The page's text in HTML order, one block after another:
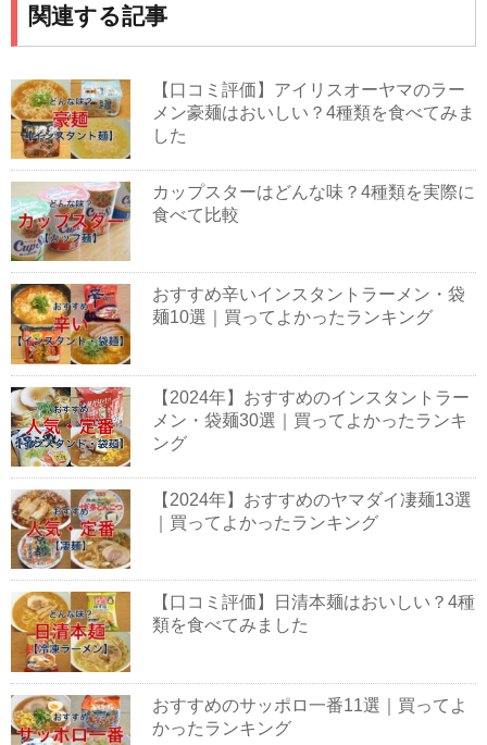
関連する記事
【口コミ評価】アイリスオーヤマのラー
メン豪麺はおいしい？4種類を食べてみま
した
カップスターはどんな味？4種類を実際に
食べて比較
おすすめ辛いインスタントラーメン・袋
麺10選｜買ってよかったランキング
【2024年】おすすめのインスタントラー
メン・袋麺30選｜買ってよかったランキ
ング
【2024年】おすすめのヤマダイ凄麺13選
｜買ってよかったランキング
【口コミ評価】日清本麺はおいしい？4種
類を食べてみました
おすすめのサッポロ一番11選｜買ってよ
かったランキング